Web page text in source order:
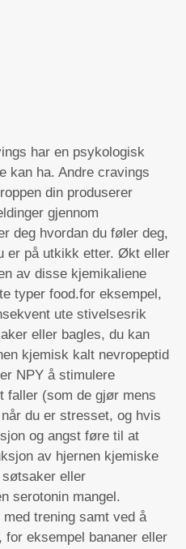
har en psykologisk
kan ha. Andre cravings
din produserer
gjennom
deg hvordan du føler deg,
er på utkikk etter. Økt eller
av disse kjemikaliene
typer food.for eksempel,
ute stivelsesrik
eller bagles, du kan
kjemisk kalt nevropeptid
NPY å stimulere
faller (som de gjør mens
du er stresset, og hvis
og angst føre til at
av hjernen kjemiske
eller
serotonin mangel.
trening samt ved å
eksempel bananer eller